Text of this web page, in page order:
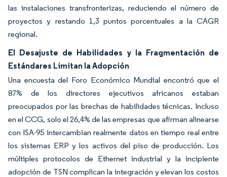
las instalaciones transfronterizas, reduciendo el número de
proyectos y restando 1,3 puntos porcentuales a la CAGR
regional.
El Desajuste de Habilidades y la Fragmentación de
Estándares Limitan la Adopción
Una encuesta del Foro Económico Mundial encontró que el
87% de los directores ejecutivos africanos estaban
preocupados por las brechas de habilidades técnicas. Incluso
en el CCG, solo el 26,4% de las empresas que afirman alinearse
con ISA-95 intercambian realmente datos en tiempo real entre
los sistemas ERP y los activos del piso de producción. Los
múltiples protocolos de Ethernet industrial y la incipiente
adopción de TSN complican la integración y elevan los costos